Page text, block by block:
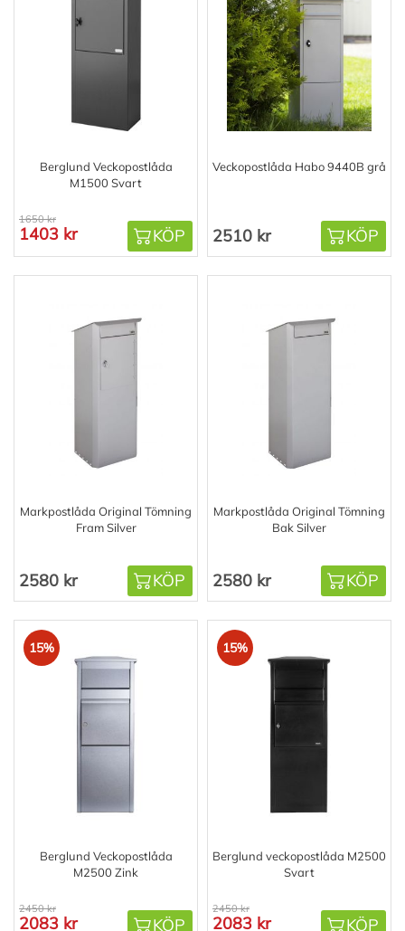
Berglund Veckopostlåda
M1500 Svart
1650 kr
1403 kr KÖP
Veckopostlåda Habo 9440B grå
2510 kr KÖP
Markpostlåda Original Tömning
Fram Silver
2580 kr KÖP
Markpostlåda Original Tömning
Bak Silver
2580 kr KÖP
15%
Berglund Veckopostlåda
M2500 Zink
2450 kr
2083 kr KÖP
15%
Berglund veckopostlåda M2500
Svart
2450 kr
2083 kr KÖP